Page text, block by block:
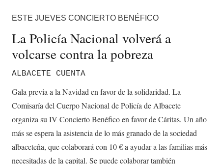
ESTE JUEVES CONCIERTO BENÉFICO
La Policía Nacional volverá a
volcarse contra la pobreza
ALBACETE CUENTA
Gala previa a la Navidad en favor de la solidaridad. La
Comisaría del Cuerpo Nacional de Policía de Albacete
organiza su IV Concierto Benéfico en favor de Cáritas. Un año
más se espera la asistencia de lo más granado de la sociedad
albaceteña, que colaborará con 10 € a ayudar a las familias más
necesitadas de la capital. Se puede colaborar también